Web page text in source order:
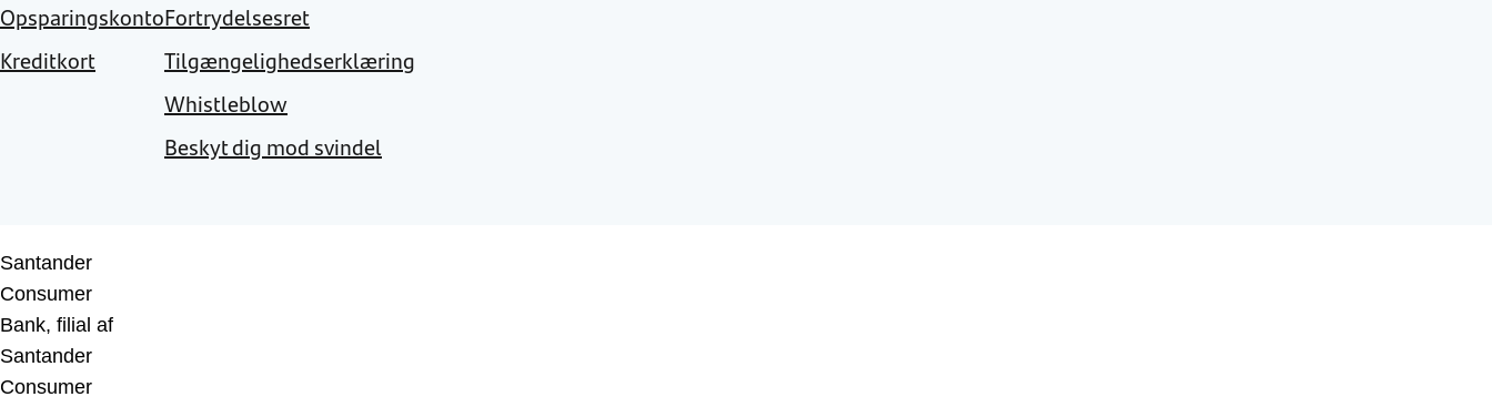
Opsparingskonto
Kreditkort
Fortrydelsesret
Tilgængelighedserklæring
Whistleblow
Beskyt dig mod svindel
Santander
Consumer
Bank, filial af
Santander
Consumer